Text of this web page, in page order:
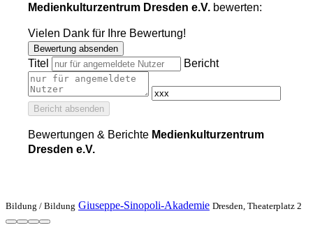
Medienkulturzentrum Dresden e.V. bewerten:
Vielen Dank für Ihre Bewertung!
Bewertung absenden
Titel Bericht
Bericht absenden
Bewertungen & Berichte Medienkulturzentrum
Dresden e.V.
Bildung / Bildung Giuseppe-Sinopoli-Akademie Dresden, Theaterplatz 2